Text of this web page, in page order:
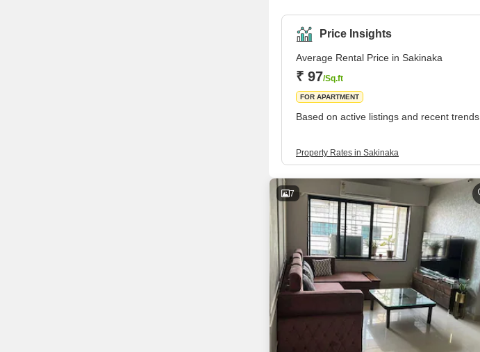
commercial diversity. It has a lot of manu
Price Insights
Average Rental Price in Sakinaka
₹ 97/Sq.ft
FOR APARTMENT
Based on active listings and recent trends
Property Rates in Sakinaka
7